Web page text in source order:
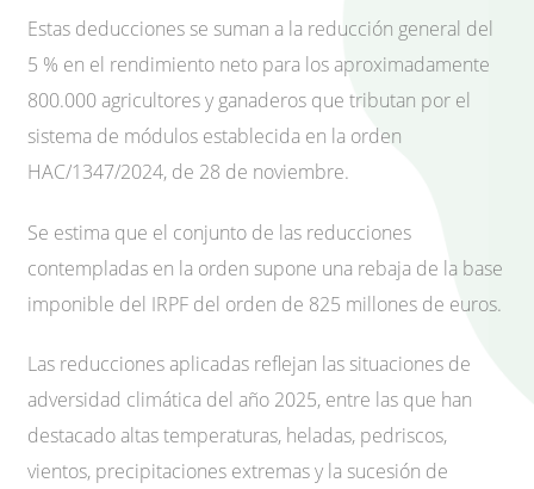
Estas deducciones se suman a la reducción general del
5 % en el rendimiento neto para los aproximadamente
800.000 agricultores y ganaderos que tributan por el
sistema de módulos establecida en la orden
HAC/1347/2024, de 28 de noviembre.
Se estima que el conjunto de las reducciones
contempladas en la orden supone una rebaja de la base
imponible del IRPF del orden de 825 millones de euros.
Las reducciones aplicadas reflejan las situaciones de
adversidad climática del año 2025, entre las que han
destacado altas temperaturas, heladas, pedriscos,
vientos, precipitaciones extremas y la sucesión de